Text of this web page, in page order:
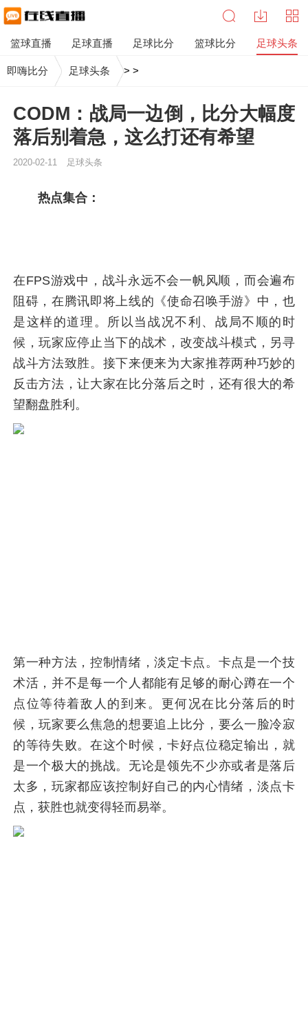
篮球直播 足球直播 足球比分 篮球比分 足球头条
即嗨比分 >
足球头条 >
CODM：战局一边倒，比分大幅度
落后别着急，这么打还有希望
2020-02-11 足球头条
热点集合：
在FPS游戏中，战斗永远不会一帆风顺，而会遍布
阻碍，在腾讯即将上线的《使命召唤手游》中，也
是这样的道理。所以当战况不利、战局不顺的时
候，玩家应停止当下的战术，改变战斗模式，另寻
战斗方法致胜。接下来便来为大家推荐两种巧妙的
反击方法，让大家在比分落后之时，还有很大的希
望翻盘胜利。
第一种方法，控制情绪，淡定卡点。卡点是一个技
术活，并不是每一个人都能有足够的耐心蹲在一个
点位等待着敌人的到来。更何况在比分落后的时
候，玩家要么焦急的想要追上比分，要么一脸冷寂
的等待失败。在这个时候，卡好点位稳定输出，就
是一个极大的挑战。无论是领先不少亦或者是落后
太多，玩家都应该控制好自己的内心情绪，淡点卡
点，获胜也就变得轻而易举。